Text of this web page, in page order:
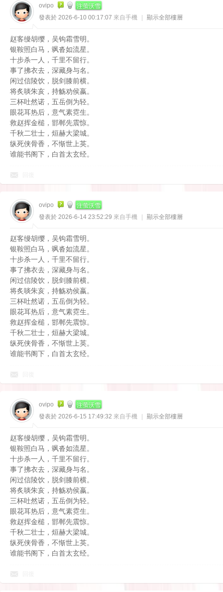
ovipo 注萤沃雪
發表於 2026-6-10 00:17:07 來自手機 顯示全部樓層
赵客缦胡缨，吴钩霜雪明。
银鞍照白马，飒沓如流星。
十步杀一人，千里不留行。
事了拂衣去，深藏身与名。
闲过信陵饮，脱剑膝前横。
将炙啖朱亥，持觞劝侯嬴。
三杯吐然诺，五岳倒为轻。
眼花耳热后，意气素霓生。
救赵挥金槌，邯郸先震惊。
千秋二壮士，烜赫大梁城。
纵死侠骨香，不惭世上英。
谁能书阁下，白首太玄经。
ovipo 注萤沃雪
發表於 2026-6-14 23:52:29 來自手機 顯示全部樓層
赵客缦胡缨，吴钩霜雪明。
银鞍照白马，飒沓如流星。
十步杀一人，千里不留行。
事了拂衣去，深藏身与名。
闲过信陵饮，脱剑膝前横。
将炙啖朱亥，持觞劝侯嬴。
三杯吐然诺，五岳倒为轻。
眼花耳热后，意气素霓生。
救赵挥金槌，邯郸先震惊。
千秋二壮士，烜赫大梁城。
纵死侠骨香，不惭世上英。
谁能书阁下，白首太玄经。
ovipo 注萤沃雪
發表於 2026-6-15 17:49:32 來自手機 顯示全部樓層
赵客缦胡缨，吴钩霜雪明。
银鞍照白马，飒沓如流星。
十步杀一人，千里不留行。
事了拂衣去，深藏身与名。
闲过信陵饮，脱剑膝前横。
将炙啖朱亥，持觞劝侯嬴。
三杯吐然诺，五岳倒为轻。
眼花耳热后，意气素霓生。
救赵挥金槌，邯郸先震惊。
千秋二壮士，烜赫大梁城。
纵死侠骨香，不惭世上英。
谁能书阁下，白首太玄经。